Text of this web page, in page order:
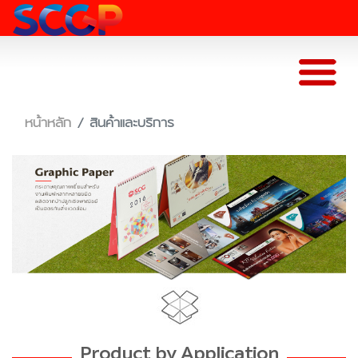
หน้าหลัก สินค้าและบริการ